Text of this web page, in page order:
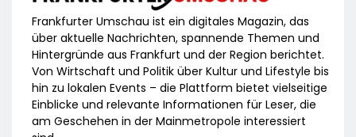
Frankfurter Umschau ist ein digitales Magazin, das
über aktuelle Nachrichten, spannende Themen und
Hintergründe aus Frankfurt und der Region berichtet.
Von Wirtschaft und Politik über Kultur und Lifestyle bis
hin zu lokalen Events – die Plattform bietet vielseitige
Einblicke und relevante Informationen für Leser, die
am Geschehen in der Mainmetropole interessiert